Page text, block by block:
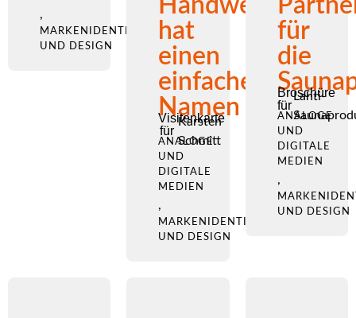
,
MARKENIDENTITÄT
UND DESIGN
Handwerk
hat
einen
einfachen
Namen
Visitenkarte
für
Karsten
Schmitt
ANALOGE
UND
DIGITALE
MEDIEN
,
MARKENIDENTITÄT
UND DESIGN
für
die
Broschüre
für
Lahti-
ANALOGE
UND
DIGITALE
MEDIEN
,
UND DESIGN